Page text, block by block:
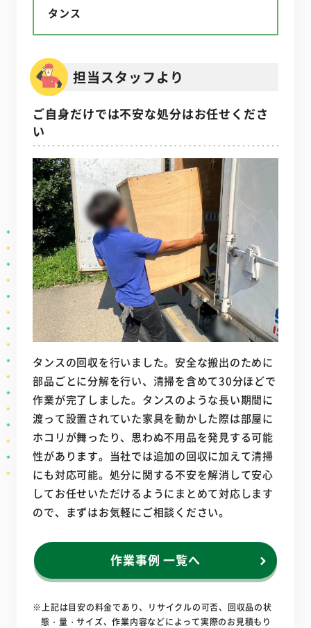
タンス
担当スタッフより
ご自身だけでは不安な処分はお任せくださ
い
タンスの回収を行いました。安全な搬出のために
部品ごとに分解を行い、清掃を含めて30分ほどで
作業が完了しました。タンスのような長い期間に
渡って設置されていた家具を動かした際は部屋に
ホコリが舞ったり、思わぬ不用品を発見する可能
性があります。当社では追加の回収に加えて清掃
にも対応可能。処分に関する不安を解消して安心
してお任せいただけるようにまとめて対応します
ので、まずはお気軽にご相談ください。
作業事例 一覧へ
※上記は目安の料金であり、リサイクルの可否、回収品の状
態・量・サイズ、作業内容などによって実際のお見積もり